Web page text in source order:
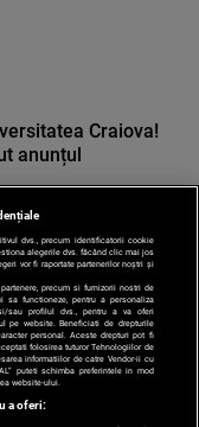
Craiova!
anunțul
dvs., precum identificatorii cookie
alegerile dvs. făcând clic mai jos
vor fi raportate partenerilor noștri și
precum si furnizorii nostri de
functioneze, pentru a personaliza
sau profilul dvs., pentru a va oferi
pe website. Beneficiati de drepturile
personal. Aceste drepturi pot fi
folosirea tuturor Tehnologiilor de
informatiilor de catre Vendor-ii cu
puteti schimba preferintele in mod
website-ului.
a oferi: